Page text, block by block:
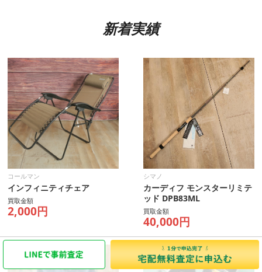
新着実績
コールマン
インフィニティチェア
買取金額
2,000円
シマノ
カーディフ モンスターリミテ
ッド DPB83ML
買取金額
40,000円